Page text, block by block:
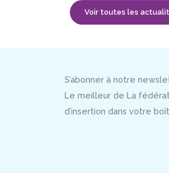
Voir toutes les
S’abonner à notre
Le meilleur de La
d’insertion dans votre